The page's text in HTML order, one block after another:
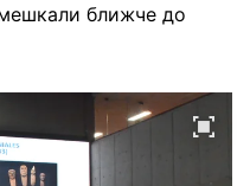
ближче до